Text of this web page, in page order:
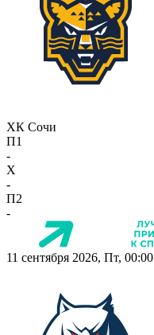
ХК Сочи
П1
-
X
-
П2
-
11 сентября 2026, Пт, 00:00